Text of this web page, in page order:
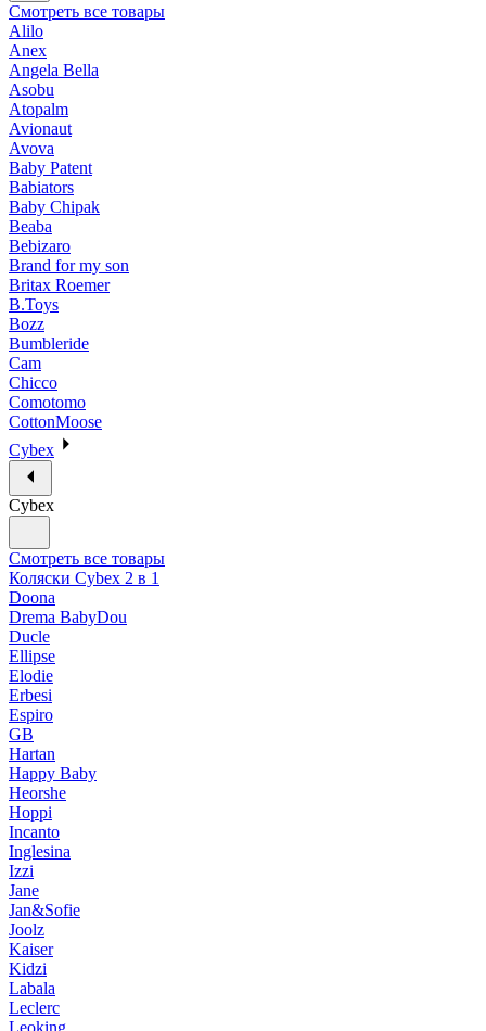
Смотреть все товары
Alilo
Anex
Angela Bella
Asobu
Atopalm
Avionaut
Avova
Baby Patent
Babiators
Baby Chipak
Beaba
Bebizaro
Brand for my son
Britax Roemer
B.Toys
Bozz
Bumbleride
Cam
Chicco
Comotomo
CottonMoose
Cybex
Cybex
Смотреть все товары
Коляски Cybex 2 в 1
Doona
Drema BabyDou
Ducle
Ellipse
Elodie
Erbesi
Espiro
GB
Hartan
Happy Baby
Heorshe
Hoppi
Incanto
Inglesina
Izzi
Jane
Jan&Sofie
Joolz
Kaiser
Kidzi
Labala
Leclerc
Leoking